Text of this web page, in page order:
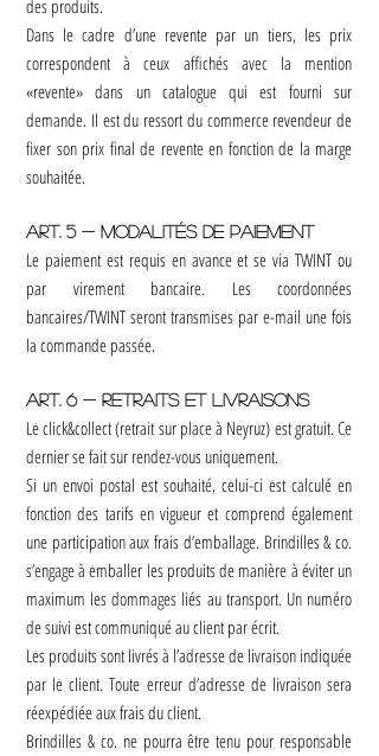
des produits.
Dans le cadre d’une revente par un tiers, les prix
correspondent à ceux affichés avec la mention
«revente» dans un catalogue qui est fourni sur
demande. Il est du ressort du commerce revendeur de
fixer son prix final de revente en fonction de la marge
souhaitée.
Art. 5 - Modalités de paiement
Le paiement est requis en avance et se via TWINT ou
par virement bancaire. Les coordonnées
bancaires/TWINT seront transmises par e-mail une fois
la commande passée.
Art. 6 - Retraits et Livraisons
Le click&collect (retrait sur place à Neyruz) est gratuit. Ce
dernier se fait sur rendez-vous uniquement.
Si un envoi postal est souhaité, celui-ci est calculé en
fonction des tarifs en vigueur et comprend également
une participation aux frais d’emballage. Brindilles & co.
s’engage à emballer les produits de manière à éviter un
maximum les dommages liés au transport. Un numéro
de suivi est communiqué au client par écrit.
Les produits sont livrés à l’adresse de livraison indiquée
par le client. Toute erreur d’adresse de livraison sera
réexpédiée aux frais du client.
Brindilles & co. ne pourra être tenu pour responsable